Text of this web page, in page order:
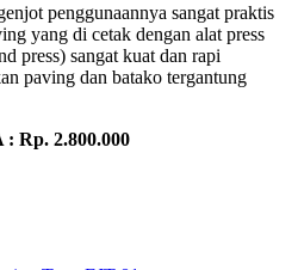
penggunaannya sangat praktis
yang di cetak dengan alat press
press) sangat kuat dan rapi
paving dan batako tergantung
Rp. 2.800.000